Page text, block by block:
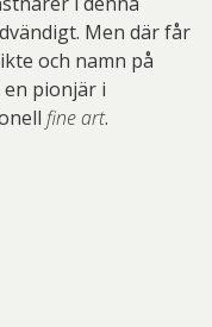
Men där får
och namn på
pionjär i
fine art.